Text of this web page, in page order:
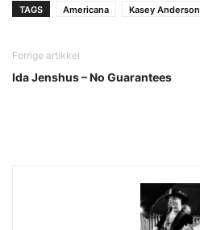
TAGS Americana Kasey Anderson
Forrige artikkel
Ida Jenshus – No Guarantees